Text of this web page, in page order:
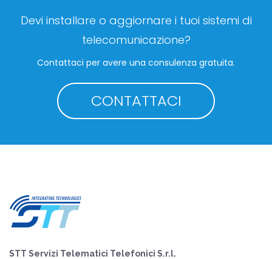
Devi installare o aggiornare i tuoi sistemi di
telecomunicazione?
Contattaci per avere una consulenza gratuita.
CONTATTACI
STT Servizi Telematici Telefonici S.r.l.